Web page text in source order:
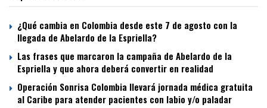
¿Qué cambia en Colombia desde este 7 de agosto con la
llegada de Abelardo de la Espriella?
Las frases que marcaron la campaña de Abelardo de la
Espriella y que ahora deberá convertir en realidad
Operación Sonrisa Colombia llevará jornada médica gratuita
al Caribe para atender pacientes con labio y/o paladar